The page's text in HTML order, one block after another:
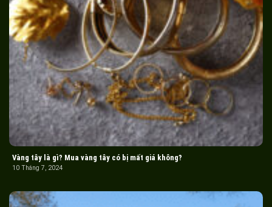
Vàng tây là gì? Mua vàng tây có bị mất giá không?
10 Tháng 7, 2024